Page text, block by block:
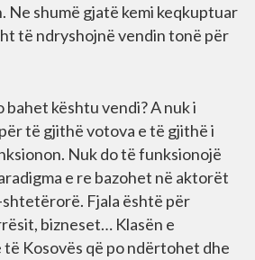
Ne shumë gjatë kemi keqkuptuar
të ndryshojnë vendin tonë për
bahet kështu vendi? A nuk i
të gjithë votova e të gjithë i
Nuk do të funksionojë
e re bazohet në aktorët
Fjala është për
bizneset… Klasën e
Kosovës që po ndërtohet dhe